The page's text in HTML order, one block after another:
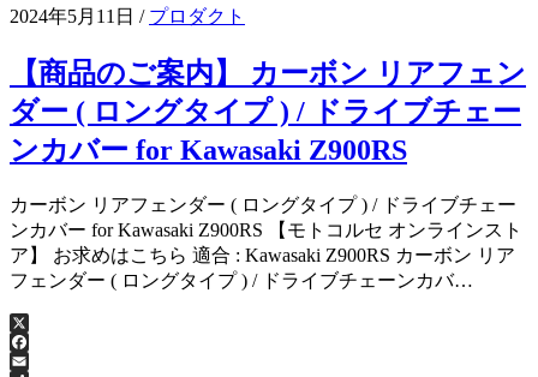
有
2024年5月11日 / プロダクト
【商品のご案内】 カーボン リアフェン
ダー ( ロングタイプ ) / ドライブチェー
ンカバー for Kawasaki Z900RS
カーボン リアフェンダー ( ロングタイプ ) / ドライブチェー
ンカバー for Kawasaki Z900RS 【モトコルセ オンラインスト
ア】 お求めはこちら 適合 : Kawasaki Z900RS カーボン リア
フェンダー ( ロングタイプ ) / ドライブチェーンカバ…
X
Facebook